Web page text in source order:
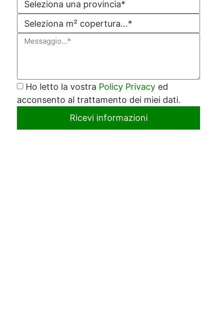
Ho letto la vostra Policy Privacy ed
acconsento al trattamento dei miei dati.
Ricevi informazioni